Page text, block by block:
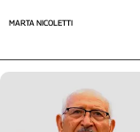
MARTA NICOLETTI